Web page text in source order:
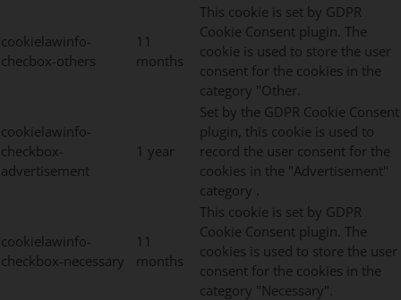
cookielawinfo-
checbox-others
11
months
This cookie is set by GDPR
Cookie Consent plugin. The
cookie is used to store the user
consent for the cookies in the
category "Other.
cookielawinfo-
checkbox-
advertisement
1 year
Set by the GDPR Cookie Consent
plugin, this cookie is used to
record the user consent for the
cookies in the "Advertisement"
category .
cookielawinfo-
checkbox-necessary
11
months
This cookie is set by GDPR
Cookie Consent plugin. The
cookies is used to store the user
consent for the cookies in the
category "Necessary".